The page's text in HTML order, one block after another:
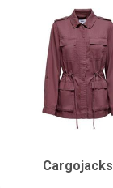
Cargojacks